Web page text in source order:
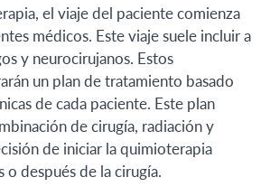
el viaje del paciente comienza
médicos. Este viaje suele incluir a
y neurocirujanos. Estos
un plan de tratamiento basado
de cada paciente. Este plan
de cirugía, radiación y
de iniciar la quimioterapia
o después de la cirugía.